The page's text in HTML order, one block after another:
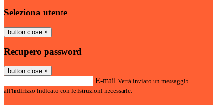
Seleziona utente
button close ×
Recupero password
button close ×
E-mail Verrà inviato un messaggio
all'indirizzo indicato con le istruzioni necessarie.